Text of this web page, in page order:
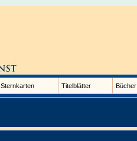
Sternkarten Titelblätter Bücher